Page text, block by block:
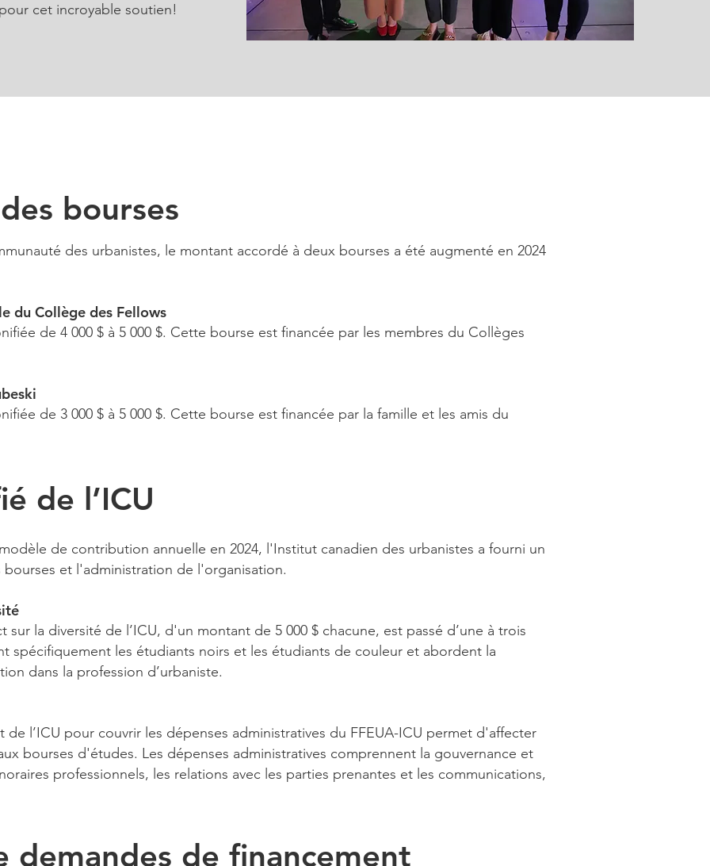
cet incroyable soutien!
bourses
des urbanistes, le montant accordé à deux bourses a été augmenté en 2024
du Collège des Fellows
de 4 000 $ à 5 000 $. Cette bourse est financée par les membres du Collèges
de 3 000 $ à 5 000 $. Cette bourse est financée par la famille et les amis du
de l’ICU
de contribution annuelle en 2024, l'Institut canadien des urbanistes a fourni un
et l'administration de l'organisation.
la diversité de l’ICU, d'un montant de 5 000 $ chacune, est passé d’une à trois
spécifiquement les étudiants noirs et les étudiants de couleur et abordent la
dans la profession d’urbaniste.
l’ICU pour couvrir les dépenses administratives du FFEUA-ICU permet d'affecter
bourses d'études. Les dépenses administratives comprennent la gouvernance et
professionnels, les relations avec les parties prenantes et les communications,
demandes de financement